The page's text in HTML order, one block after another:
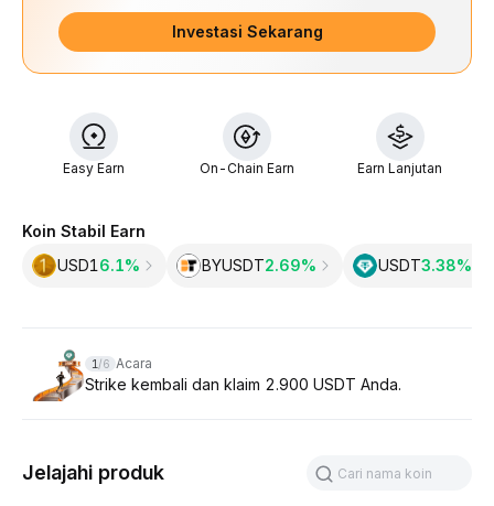
Investasi Sekarang
Easy Earn On-Chain Earn Earn Lanjutan
Koin Stabil Earn
USD16.1% BYUSDT2.69% USDT3.38‎%
1 /6 Acara
Strike kembali dan klaim 2.900 USDT Anda.
Jelajahi produk